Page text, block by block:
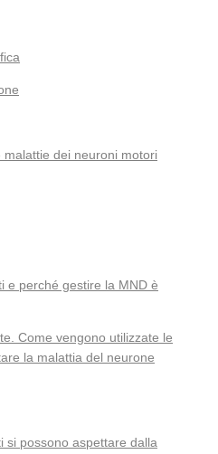
dei neuroni motori
e perché gestire la MND è
Come vengono utilizzate le
la malattia del neurone
si possono aspettare dalla